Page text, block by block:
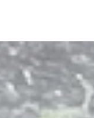
tue scelte sui cookie